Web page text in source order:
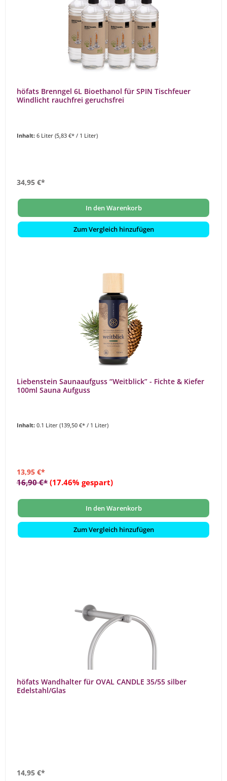
höfats Brenngel 6L Bioethanol für SPIN Tischfeuer
Windlicht rauchfrei geruchsfrei
Inhalt: 6 Liter (5,83 €* / 1 Liter)
34,95 €*
In den Warenkorb
Zum Vergleich hinzufügen
Liebenstein Saunaaufguss “Weitblick” - Fichte & Kiefer
100ml Sauna Aufguss
Inhalt: 0.1 Liter (139,50 €* / 1 Liter)
13,95 €*
16,90 €* (17.46% gespart)
In den Warenkorb
Zum Vergleich hinzufügen
höfats Wandhalter für OVAL CANDLE 35/55 silber
Edelstahl/Glas
14,95 €*